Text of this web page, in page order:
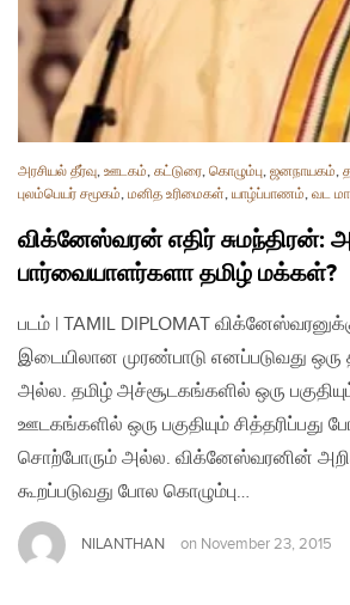
அரசியல் தீர்வு, ஊடகம், கட்டுரை, கொழும்பு, ஜனநாயகம்,
புலம்பெயர் சமூகம், மனித உரிமைகள், யாழ்ப்பாணம், வட
விக்னேஸ்வரன் எதிர் சுமந்திரன்:
பார்வையாளர்களா தமிழ் மக்கள்?
படம் | TAMIL DIPLOMAT
இடையிலான முரண்பாடு எனப்படுவது ஒரு
அல்ல. தமிழ் அச்சூடகங்களில் ஒரு
ஊடகங்களில் ஒரு பகுதியும் சித்தரிப்பது
சொற்போரும் அல்ல. விக்னேஸ்வரனின்
கூறப்படுவது போல கொழும்பு…
NILANTHAN on November 23, 2015